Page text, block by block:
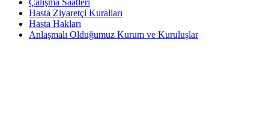
Çalışma Saatleri
Hasta Ziyaretçi Kuralları
Hasta Hakları
Anlaşmalı Olduğumuz Kurum ve Kuruluşlar